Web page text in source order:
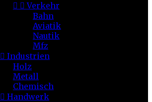
  Verkehr
Bahn
Aviatik
Nautik
Mfz
 Industrien
Holz
Metall
Chemisch
 Handwerk